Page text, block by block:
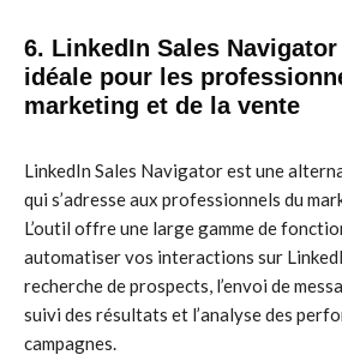
6. LinkedIn Sales
idéale pour les
marketing et de la vente
LinkedIn Sales Navigator est une
qui s’adresse aux professionnels du
L’outil offre une large gamme de
automatiser vos interactions sur
recherche de prospects, l’envoi de
suivi des résultats et l’analyse des
campagnes.